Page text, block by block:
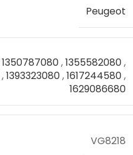
Peugeot
1350787080,1355582080,
,1393323080,1617244580,
1629086680
VG8218